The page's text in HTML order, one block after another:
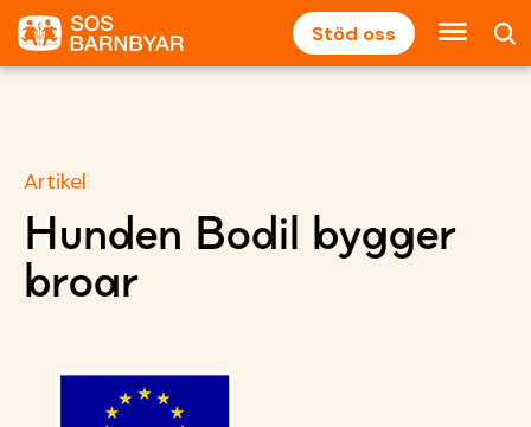
Stöd oss
Artikel
Hunden Bodil bygger
broar